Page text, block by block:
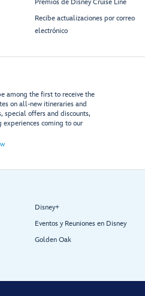
Premios de Disney Cruise Line
Recibe actualizaciones por correo
electrónico
among the first to receive the
on all-new itineraries and
special offers and discounts,
experiences coming to our
Disney+
Eventos y Reuniones en Disney
Golden Oak